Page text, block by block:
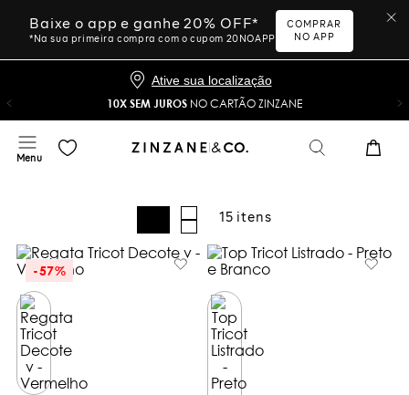
Baixe o app e ganhe 20% OFF*
*Na sua primeira compra com o cupom 20NOAPP
COMPRAR
NO APP
Ative sua localização
10X SEM JUROS NO CARTÃO ZINZANE
15
-57%